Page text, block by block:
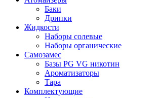
Баки
Дрипки
Жидкости
Наборы солевые
Наборы органические
Самозамес
Базы PG VG никотин
Ароматизаторы
Тара
Комплектующие